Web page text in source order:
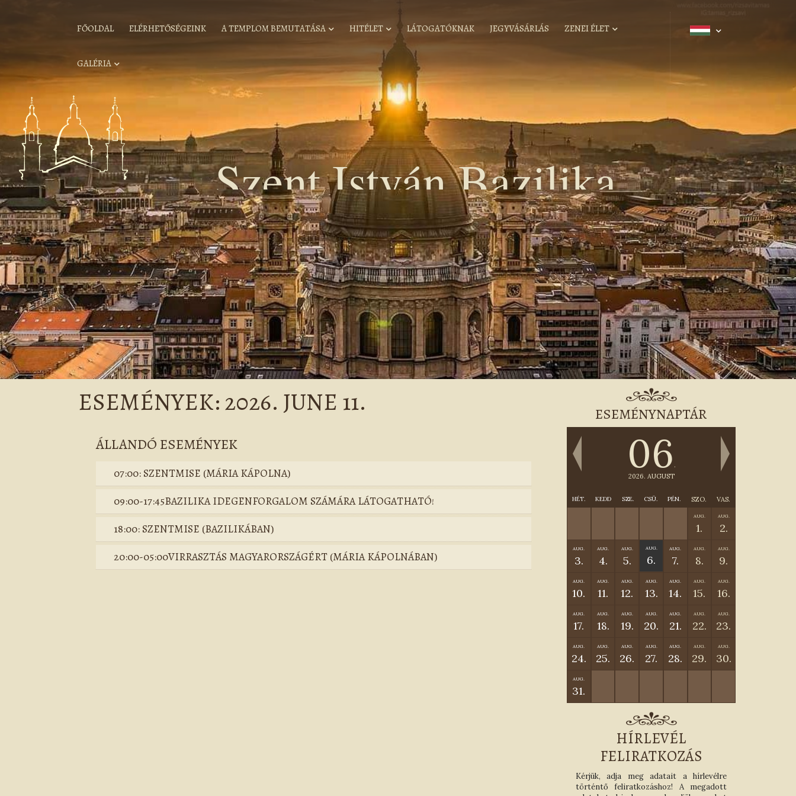
FŐOLDAL ELÉRHETŐSÉGEINK A TEMPLOM BEMUTATÁSA HITÉLET LÁTOGATÓKNAK JEGYVÁSÁRLÁS ZENEI ÉLET
GALÉRIA
Szent István Bazilika
ESEMÉNYEK: 2026. JUNE 11.
ÁLLANDÓ ESEMÉNYEK
07:00: SZENTMISE (MÁRIA KÁPOLNA)
09:00-17:45BAZILIKA IDEGENFORGALOM SZÁMÁRA LÁTOGATHATÓ!
18:00: SZENTMISE (BAZILIKÁBAN)
20:00-05:00VIRRASZTÁS MAGYARORSZÁGÉRT (MÁRIA KÁPOLNÁBAN)
ESEMÉNYNAPTÁR
06 .
2026. AUGUST
HÉT. KEDD SZE. CSÜ. PÉN. SZO. VAS.
AUG.
1.
AUG.
2.
AUG.
3.
AUG.
4.
AUG.
5.
AUG.
6.
AUG.
7.
AUG.
8.
AUG.
9.
AUG.
10.
AUG.
11.
AUG.
12.
AUG.
13.
AUG.
14.
AUG.
15.
AUG.
16.
AUG.
17.
AUG.
18.
AUG.
19.
AUG.
20.
AUG.
21.
AUG.
22.
AUG.
23.
AUG.
24.
AUG.
25.
AUG.
26.
AUG.
27.
AUG.
28.
AUG.
29.
AUG.
30.
AUG.
31.
HÍRLEVÉL
FELIRATKOZÁS
Kérjük, adja meg adatait a hírlevélre
történtő feliratkozáshoz! A megadott